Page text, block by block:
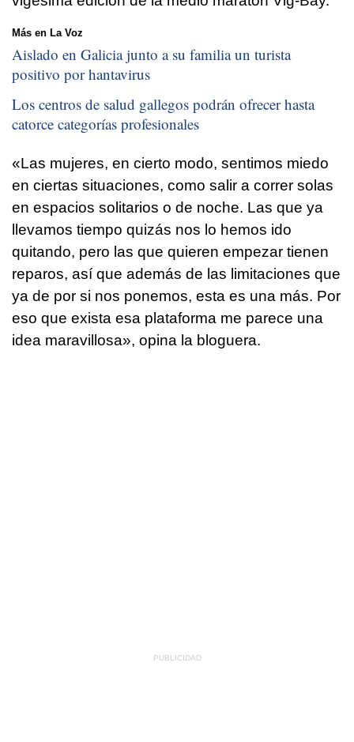
Más en La Voz
Aislado en Galicia junto a su familia un turista
positivo por hantavirus
Los centros de salud gallegos podrán ofrecer hasta
catorce categorías profesionales
«Las mujeres, en cierto modo, sentimos miedo
en ciertas situaciones, como salir a correr solas
en espacios solitarios o de noche. Las que ya
llevamos tiempo quizás nos lo hemos ido
quitando, pero las que quieren empezar tienen
reparos, así que además de las limitaciones que
ya de por si nos ponemos, esta es una más. Por
eso que exista esa plataforma me parece una
idea maravillosa», opina la bloguera.